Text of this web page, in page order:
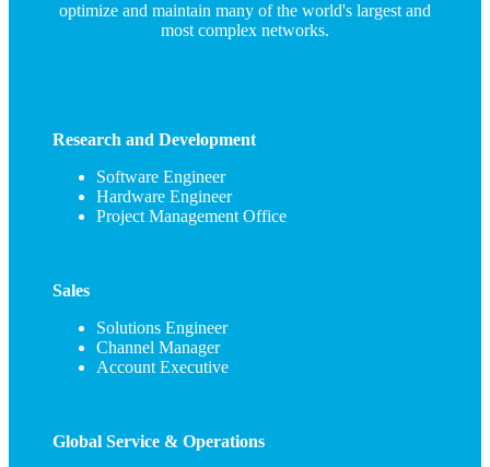
optimize and maintain many of the world's largest and
most complex networks.
Research and Development
Software Engineer
Hardware Engineer
Project Management Office
Sales
Solutions Engineer
Channel Manager
Account Executive
Global Service & Operations